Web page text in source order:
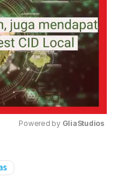
Powered by GliaStudios